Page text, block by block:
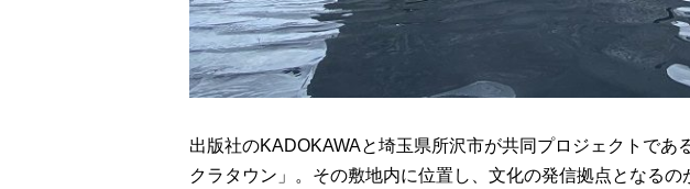
出版社のKADOKAWAと埼玉県所沢市が共同プロジェクトであ
クラタウン」。その敷地内に位置し、文化の発信拠点となる